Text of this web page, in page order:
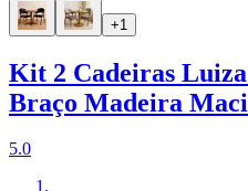
+1
Kit 2 Cadeiras
Braço Madeira
5.0